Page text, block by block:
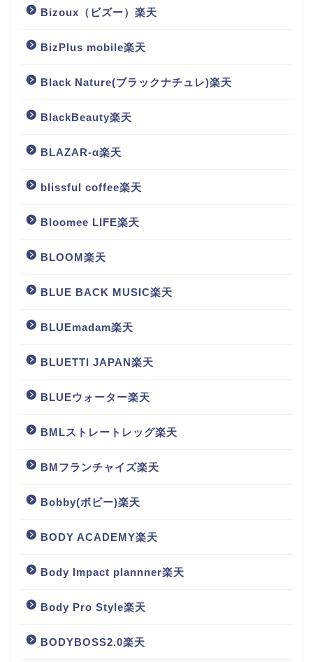
Bizoux（ビズー）楽天
BizPlus mobile楽天
Black Nature(ブラックナチュレ)楽天
BlackBeauty楽天
BLAZAR-α楽天
blissful coffee楽天
Bloomee LIFE楽天
BLOOM楽天
BLUE BACK MUSIC楽天
BLUEmadam楽天
BLUETTI JAPAN楽天
BLUEウォーター楽天
BMLストレートレッグ楽天
BMフランチャイズ楽天
Bobby(ボビー)楽天
BODY ACADEMY楽天
Body Impact plannner楽天
Body Pro Style楽天
BODYBOSS2.0楽天